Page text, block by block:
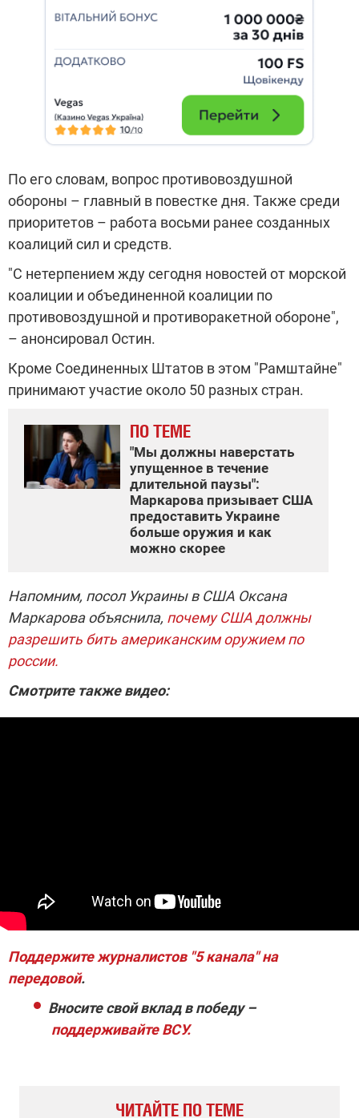
По его словам, вопрос противовоздушной
обороны – главный в повестке дня. Также среди
приоритетов – работа восьми ранее созданных
коалиций сил и средств.
"С нетерпением жду сегодня новостей от морской
коалиции и объединенной коалиции по
противовоздушной и противоракетной обороне",
– анонсировал Остин.
Кроме Соединенных Штатов в этом "Рамштайне"
принимают участие около 50 разных стран.
ПО ТЕМЕ
"Мы должны наверстать
упущенное в течение
длительной паузы":
Маркарова призывает США
предоставить Украине
больше оружия и как
можно скорее
Напомним, посол Украины в США Оксана
Маркарова объяснила, почему США должны
разрешить бить американским оружием по
россии.
Смотрите также видео:
Поддержите журналистов "5 канала" на
передовой.
Вносите свой вклад в победу –
поддерживайте ВСУ.
ЧИТАЙТЕ ПО ТЕМЕ